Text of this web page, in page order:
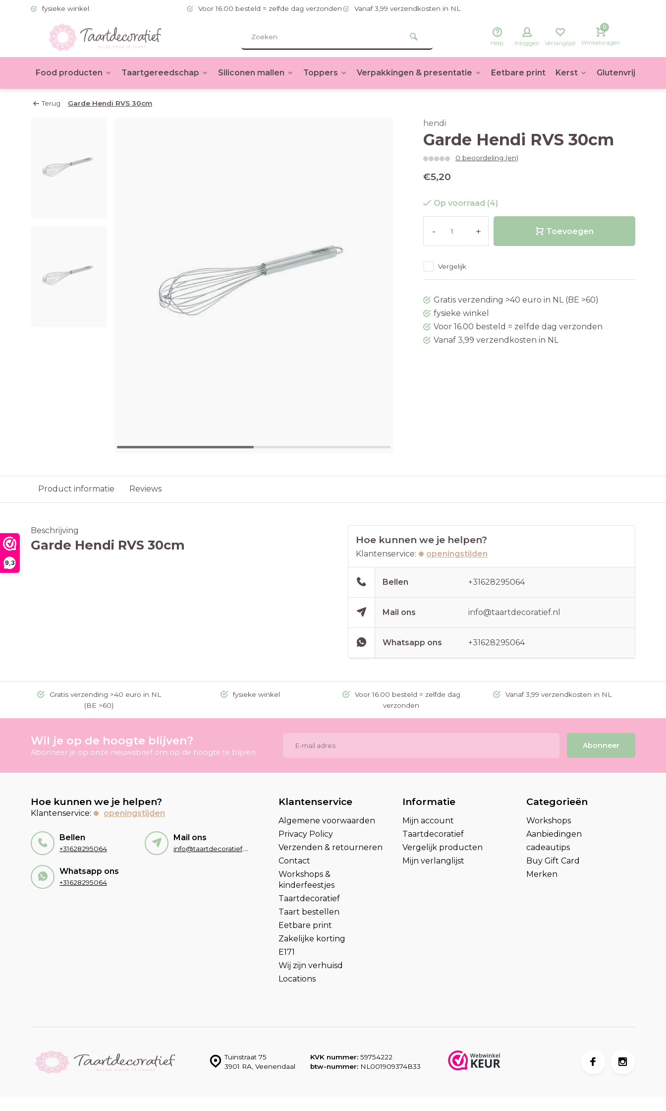
9,3
fysieke winkel Voor 16.00 besteld = zelfde dag verzonden Vanaf 3,99 verzendkosten in NL
Help Inloggen Verlanglijst
0
Winkelwagen
Food producten Taartgereedschap Siliconen mallen Toppers Verpakkingen & presentatie Eetbare print Kerst Glutenvrij
Terug Garde Hendi RVS 30cm
hendi
Garde Hendi RVS 30cm
0 beoordeling (en)
€5,20
Op voorraad (4)
- + Toevoegen
Vergelijk
Gratis verzending >40 euro in NL (BE >60)
fysieke winkel
Voor 16.00 besteld = zelfde dag verzonden
Vanaf 3,99 verzendkosten in NL
Product informatie Reviews
Beschrijving
Garde Hendi RVS 30cm Hoe kunnen we je helpen?
Klantenservice: openingstijden
Bellen +31628295064
Mail ons info@taartdecoratief.nl
Whatsapp ons +31628295064
Gratis verzending >40 euro in NL
(BE >60)
fysieke winkel
Voor 16.00 besteld = zelfde dag
verzonden
Vanaf 3,99 verzendkosten in NL
Wil je op de hoogte blijven?
Abonneer je op onze nieuwsbrief om op de hoogte te blijven.
Abonneer
Hoe kunnen we je helpen?
Klantenservice: openingstijden
Bellen
+31628295064
Mail ons
info@taartdecoratief.nl
Whatsapp ons
+31628295064
Klantenservice
Algemene voorwaarden
Privacy Policy
Verzenden & retourneren
Contact
Workshops &
kinderfeestjes
Taartdecoratief
Taart bestellen
Eetbare print
Zakelijke korting
E171
Wij zijn verhuisd
Locations
Informatie
Mijn account
Taartdecoratief
Vergelijk producten
Mijn verlanglijst
Categorieën
Workshops
Aanbiedingen
cadeautips
Buy Gift Card
Merken
Tuinstraat 75
3901 RA, Veenendaal
KVK nummer: 59754222
btw-nummer: NL001909374B33